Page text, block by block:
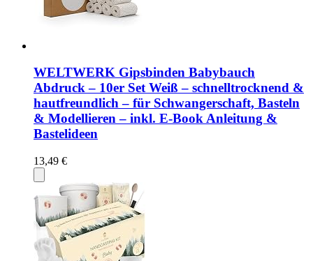
WELTWERK Gipsbinden Babybauch
Abdruck – 10er Set Weiß – schnelltrocknend &
hautfreundlich – für Schwangerschaft, Basteln
& Modellieren – inkl. E-Book Anleitung &
Bastelideen
13,49 €